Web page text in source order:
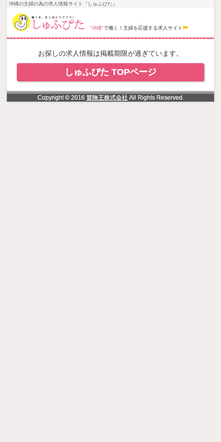
NowLoading
沖縄の主婦の為の求人情報サイト『しゅふぴた』
"沖縄"で働く！主婦を応援する求人サイト
お探しの求人情報は掲載期限が過ぎています。
しゅふぴた TOPページ
Copyright © 2016 冒険王株式会社All Rights Reserved.